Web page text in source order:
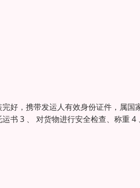
好，携带发运人有效身份证件，属国
书 3 、 对货物进行安全检查、称重 4 、